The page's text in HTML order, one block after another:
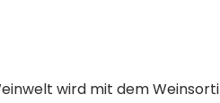
wird mit dem